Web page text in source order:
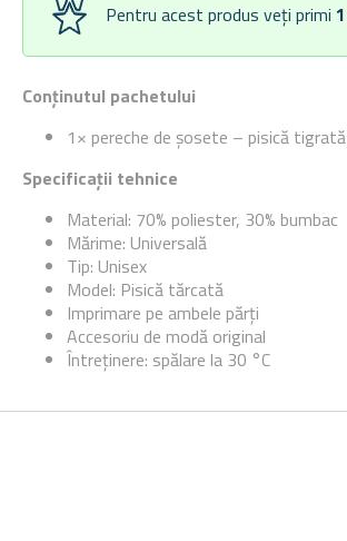
Conținutul pachetului
1× pereche de șosete – pisică tigrată
Specificații tehnice
Material: 70% poliester, 30% bumbac
Mărime: Universală
Tip: Unisex
Model: Pisică tărcată
Imprimare pe ambele părți
Accesoriu de modă original
Întreținere: spălare la 30 °C
Pentru acest produs veți primi 1